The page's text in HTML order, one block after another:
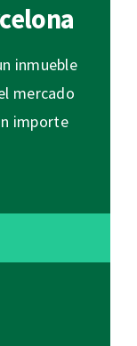
inmueble
mercado
importe